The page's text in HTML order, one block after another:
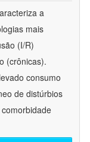
a
mais
(I/R)
(crônicas).
consumo
de distúrbios